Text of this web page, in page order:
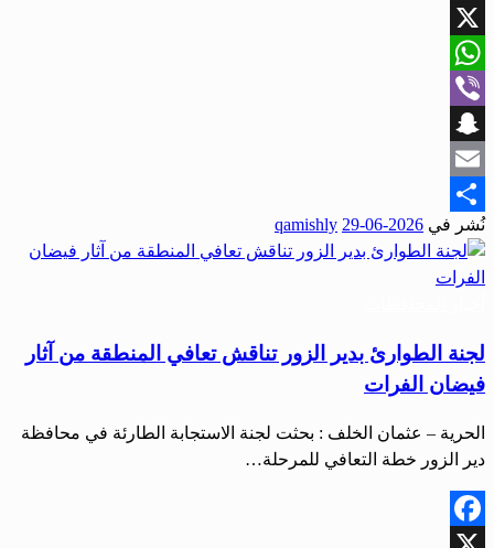
Facebook
X
WhatsApp
Viber
Snapchat
Email
Share
نُشر في 2026-06-29
qamishly
لجنة الطوارئ بدير الزور تناقش تعافي المنطقة من آثار
فيضان الفرات
الحرية – عثمان الخلف : بحثت لجنة الاستجابة الطارئة في محافظة
دير الزور خطة التعافي للمرحلة…
Facebook